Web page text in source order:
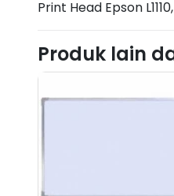
Produk lain